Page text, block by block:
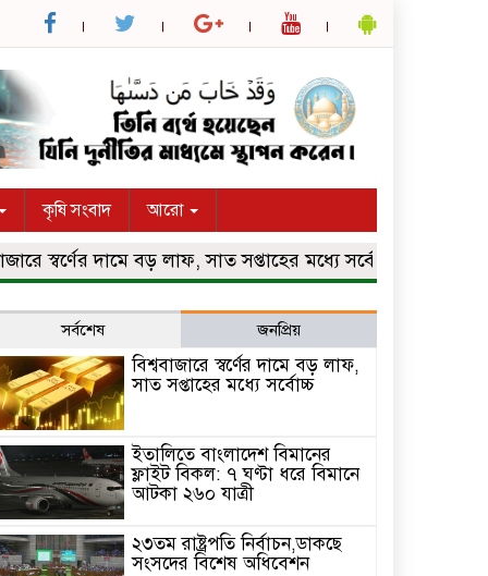
কৃষি সংবাদ আরো
স্বর্ণের দামে বড় লাফ, সাত সপ্তাহের মধ্যে সর্বোচ্চ
সর্বশেষ জনপ্রিয়
বিশ্ববাজারে স্বর্ণের দামে বড় লাফ,
সাত সপ্তাহের মধ্যে সর্বোচ্চ
ইতালিতে বাংলাদেশ বিমানের
ফ্লাইট বিকল: ৭ ঘণ্টা ধরে বিমানে
আটকা ২৬০ যাত্রী
২৩তম রাষ্ট্রপতি নির্বাচন,ডাকছে
সংসদের বিশেষ অধিবেশন